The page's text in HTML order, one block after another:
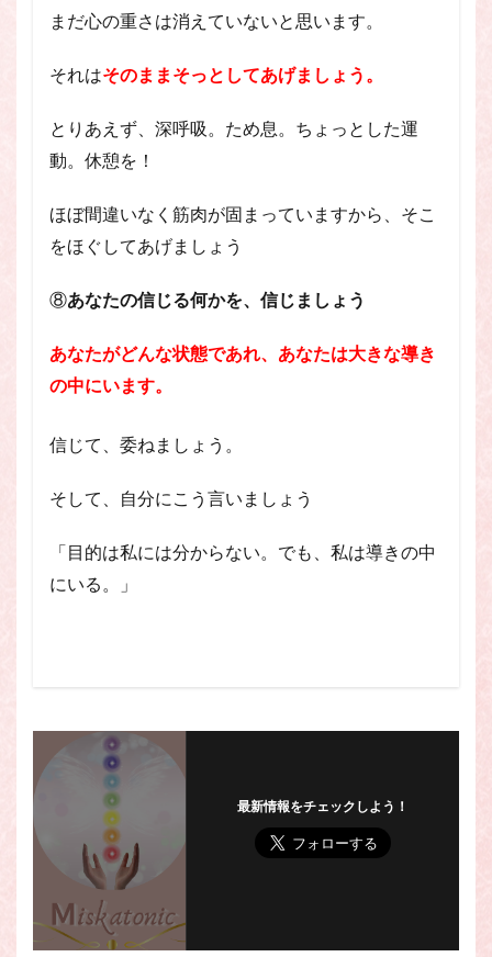
まだ心の重さは消えていないと思います。
それはそのままそっとしてあげましょう。
とりあえず、深呼吸。ため息。ちょっとした運
動。休憩を！
ほぼ間違いなく筋肉が固まっていますから、そこ
をほぐしてあげましょう
⑧あなたの信じる何かを、信じましょう
あなたがどんな状態であれ、あなたは大きな導き
の中にいます。
信じて、委ねましょう。
そして、自分にこう言いましょう
「目的は私には分からない。でも、私は導きの中
にいる。」
最新情報をチェックしよう！